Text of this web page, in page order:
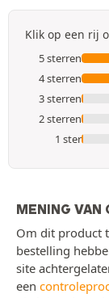
Klik op een rij
5 sterren
4 sterren
3 sterren
2 sterren
1 ster
MENING VAN
Om dit product
bestelling
site
een